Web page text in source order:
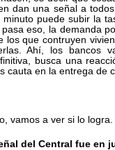
dan una señal a
puede subir la
eso, la demanda
los que contruyen
Ahí, los bancos
busca una
cauta en la entrega de
vamos a ver si lo logra.
del Central fue en